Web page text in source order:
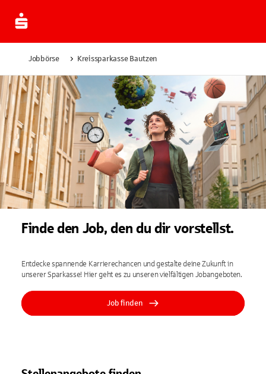
Jobbörse Kreissparkasse Bautzen
Finde den Job, den du dir vorstellst.
Entdecke spannende Karrierechancen und gestalte deine Zukunft in
unserer Sparkasse! Hier geht es zu unseren vielfältigen Jobangeboten.
Job finden